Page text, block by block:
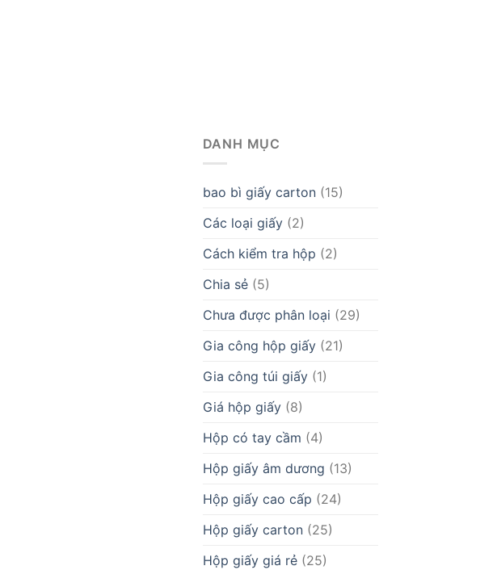
DANH MỤC
bao bì giấy carton(15)
Các loại giấy(2)
Cách kiểm tra hộp (2)
Chia sẻ(5)
Chưa được phân loại (29)
Gia công hộp giấy(21)
Gia công túi giấy(1)
Giá hộp giấy(8)
Hộp có tay cầm (4)
Hộp giấy âm dương (13)
Hộp giấy cao cấp (24)
Hộp giấy carton(25)
Hộp giấy giá rẻ(25)